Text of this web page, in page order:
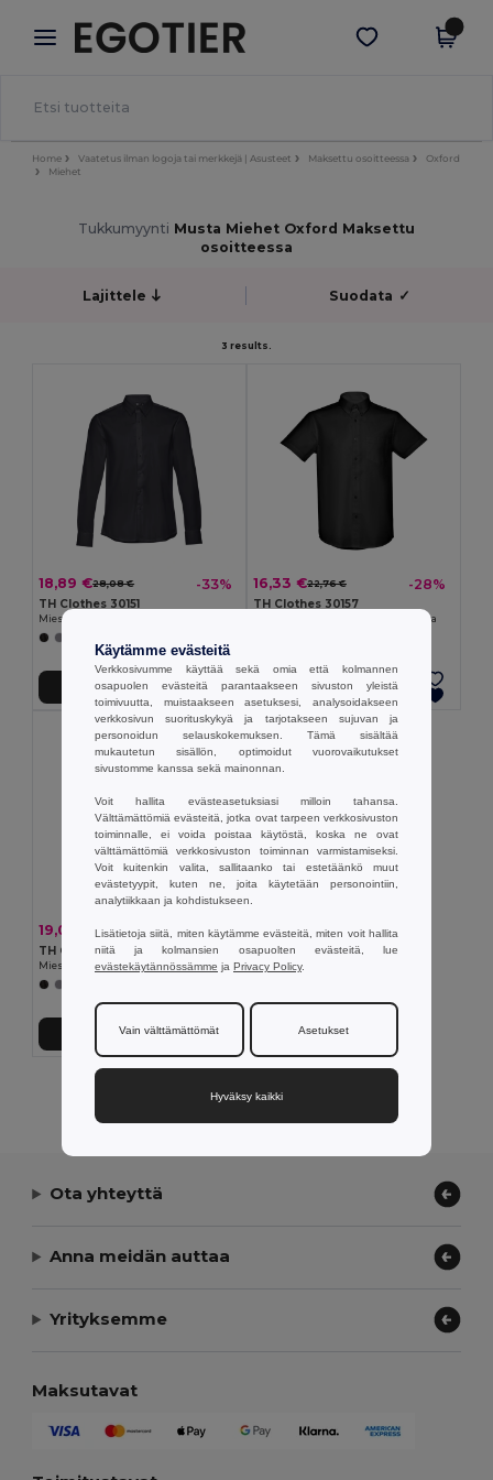
× Egotier-sovellus
Paremmat hinnat appissa!
Hae sovellus
Home Vaatetus ilman logoja tai merkkejä | Asusteet Maksettu osoitteessa
Oxford
Miehet
Tukkumyynti Musta Miehet Oxford Maksettu
osoitteessa
Lajittele Suodata ✓
3 results.
18,89 €28,08 € -33%
TH Clothes 30151
Miesten pitkähihainen popliinipaita
Lisää Ostokoriin
16,33 €22,76 € -28%
TH Clothes 30157
Miesten lyhythihainen Oxford-paita
Lisää Ostokoriin
19,05 € 28,34 € -33%
TH Clothes 30153
Miesten pitkähihainen Oxford-paita
Lisää Ostokoriin
Ota yhteyttä
Anna meidän auttaa
Yrityksemme
Maksutavat
Käytämme evästeitä
Verkkosivumme käyttää sekä omia että kolmannen
osapuolen evästeitä parantaakseen sivuston yleistä
toimivuutta, muistaakseen asetuksesi, analysoidakseen
verkkosivun suorituskykyä ja tarjotakseen sujuvan ja
personoidun selauskokemuksen. Tämä sisältää
mukautetun sisällön, optimoidut vuorovaikutukset
sivustomme kanssa sekä mainonnan.
Voit hallita evästeasetuksiasi milloin tahansa.
Välttämättömiä evästeitä, jotka ovat tarpeen verkkosivuston
toiminnalle, ei voida poistaa käytöstä, koska ne ovat
välttämättömiä verkkosivuston toiminnan varmistamiseksi.
Voit kuitenkin valita, sallitaanko tai estetäänkö muut
evästetyypit, kuten ne, joita käytetään personointiin,
analytiikkaan ja kohdistukseen.
Lisätietoja siitä, miten käytämme evästeitä, miten voit hallita
niitä ja kolmansien osapuolten evästeitä, lue
evästekäytännössämme ja Privacy Policy.
Vain välttämättömät Asetukset
Hyväksy kaikki